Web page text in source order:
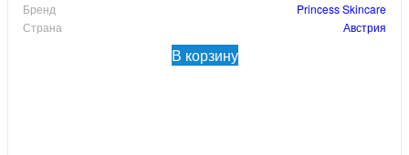
Бренд
Princess Skincare
Страна
Австрия
В корзину